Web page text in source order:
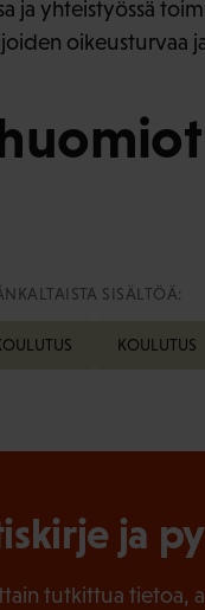
ja yhteistyössä
oikeusturvaa
SISÄLTÖÄ:
KOULUTUS
ja
tutkittua tietoa,